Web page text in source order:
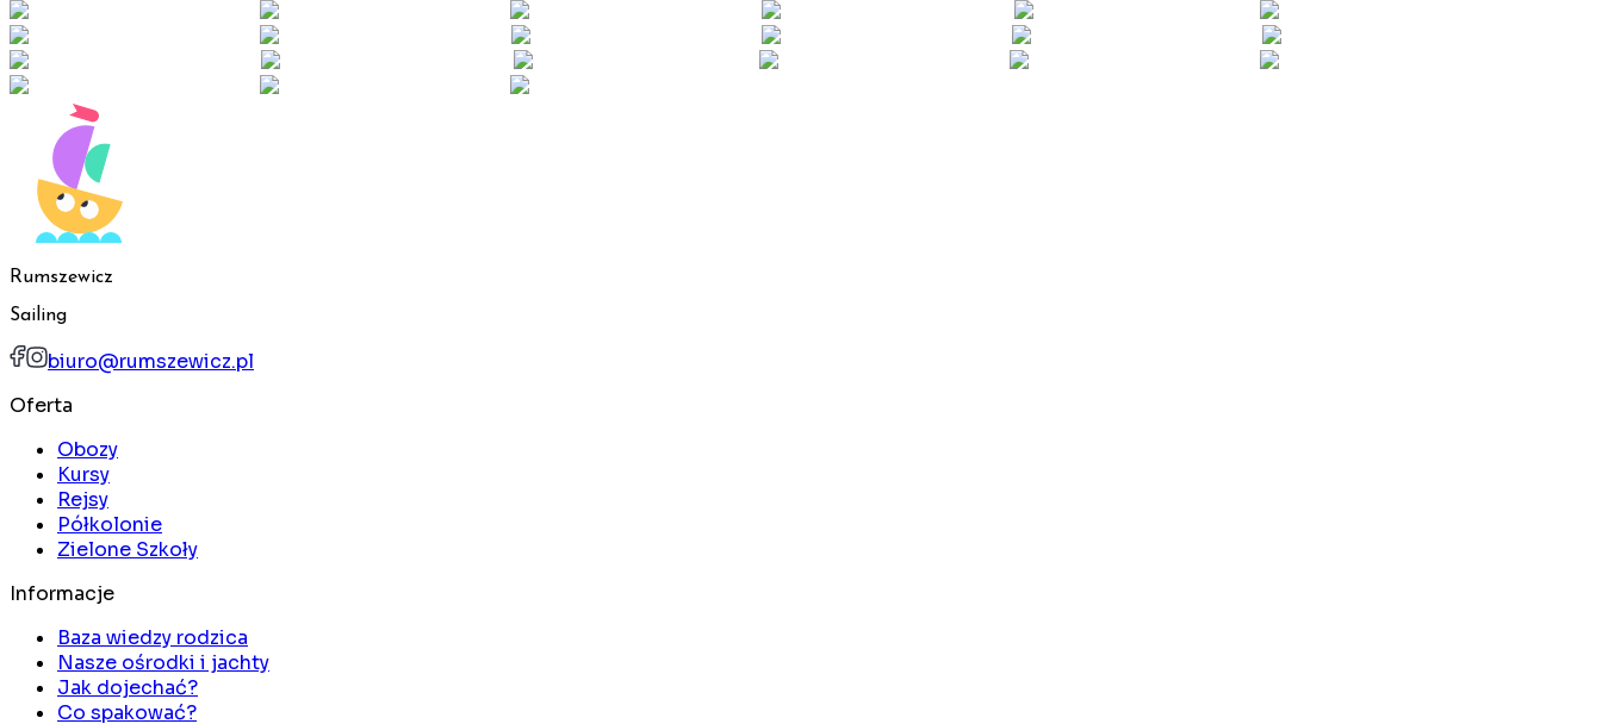
Rumszewicz
Sailing
biuro@rumszewicz.pl
Oferta
Obozy
Kursy
Rejsy
Półkolonie
Zielone Szkoły
Informacje
Baza wiedzy rodzica
Nasze ośrodki i jachty
Jak dojechać?
Co spakować?